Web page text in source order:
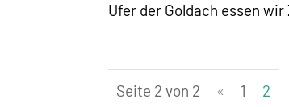
Ufer der Goldach essen
Seite 2 von 2 « 1 2